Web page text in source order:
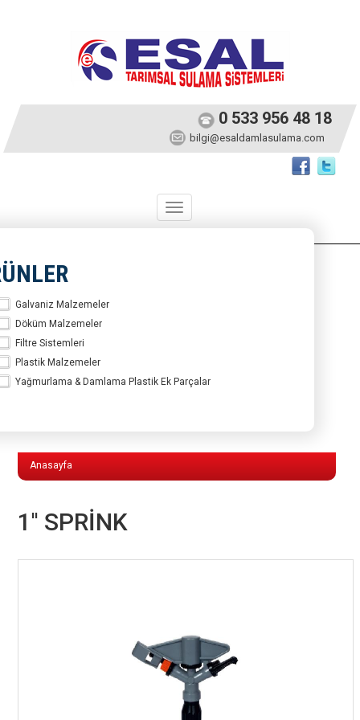
0 533 956 48 18
bilgi@esaldamlasulama.com
Toggle
navigation
Galvaniz Malzemeler
Döküm Malzemeler
Filtre Sistemleri
Plastik Malzemeler
Yağmurlama & Damlama Plastik Ek Parçalar
Anasayfa
1'' SPRİNK